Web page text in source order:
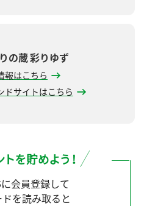
の蔵 彩りゆず
報はこちら
ドサイトはこちら
会員登録して
を読み取ると